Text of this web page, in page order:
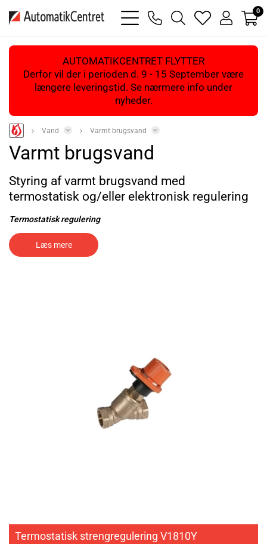
bars
light
phone
magnifying
glass
heart
light
user
light
0
AUTOMATIKCENTRET FLYTTER
Derfor vil der i perioden d. 9 - 15 September være
længere leveringstid. Se nærmere info under
nyheder.
Vand Varmt brugsvand
Varmt brugsvand
Styring af varmt brugsvand med
termostatisk og/eller elektronisk regulering
Termostatisk regulering
Med vores termostatventiler kan du let indstille den ønskede
temperatur og opnå en stabil temperatur ud af vandhanen.
enheder giver dig mulighed for at programmere og styre
temperaturen på brugsvandet efter behov.
Læs mere
Termostatisk strengregulering V1810Y